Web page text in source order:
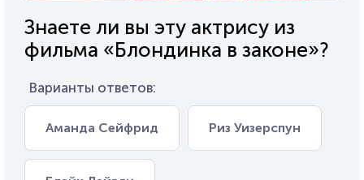
Знаете ли вы эту актрису из
фильма «Блондинка в законе»?
Варианты ответов:
Аманда Сейфрид Риз Уизерспун